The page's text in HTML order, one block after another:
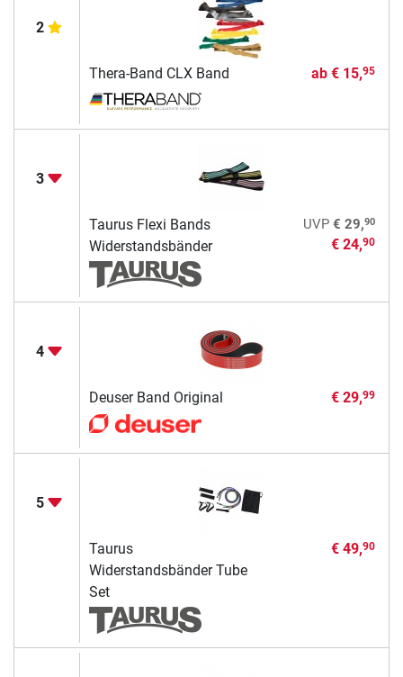
2
Thera-Band CLX Band ab € 15,95
3
Taurus Flexi Bands
Widerstandsbänder
UVP € 29,90
€ 24,90
4
Deuser Band Original € 29,99
5
Taurus
Widerstandsbänder Tube
Set
€ 49,90